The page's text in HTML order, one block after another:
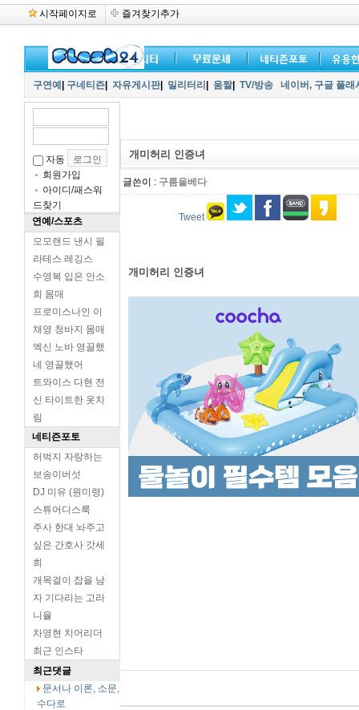
시작페이지로 즐겨찾기추가
구연예 구네티즌 자유게시판| 밀리터리 움짤| TV/방송 네이버, 구글 플
자동
회원가입
아이디/패스워
드찾기
연예/스포츠
모모랜드 낸시 필
라테스 레깅스
수영복 입은 안소
희 몸매
프로미스나인 이
채영 청바지 몸매
엑신 노바 영끌했
네 영끌했어
트와이스 다현 전
신 타이트한 옷차
림
네티즌포토
허벅지 자랑하는
보송이버섯
DJ 미유 (원미령)
스튜어디스룩
주사 한대 놔주고
싶은 간호사 갓세
희
개목걸이 잡을 남
자 기다리는 고라
니율
차영현 치어리더
최근 인스타
최근댓글
문서나 이론, 소문,
수다로
개미허리 인증녀
글쓴이 : 구름을베다
Tweet
개미허리 인증녀